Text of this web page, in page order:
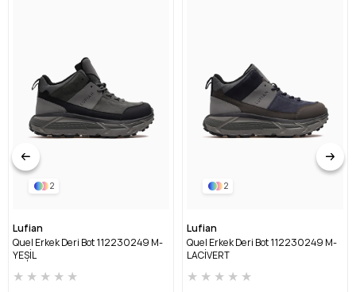
2
Lufian
Quel Erkek Deri Bot 112230249 M-
YEŞİL
★ ★ ★ ★ ★
2
Lufian
Quel Erkek Deri Bot 112230249 M-
LACİVERT
★ ★ ★ ★ ★